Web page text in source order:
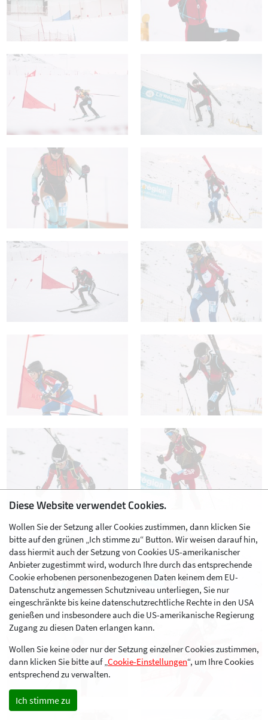
Diese Website verwendet Cookies.
Wollen Sie der Setzung aller Cookies zustimmen, dann klicken Sie
bitte auf den grünen „Ich stimme zu“ Button. Wir weisen darauf hin,
dass hiermit auch der Setzung von Cookies US-amerikanischer
Anbieter zugestimmt wird, wodurch Ihre durch das entsprechende
Cookie erhobenen personenbezogenen Daten keinem dem EU-
Datenschutz angemessen Schutzniveau unterliegen, Sie nur
eingeschränkte bis keine datenschutzrechtliche Rechte in den USA
genießen und insbesondere auch die US-amerikanische Regierung
Zugang zu diesen Daten erlangen kann.
Wollen Sie keine oder nur der Setzung einzelner Cookies zustimmen,
dann klicken Sie bitte auf „Cookie-Einstellungen“, um Ihre Cookies
entsprechend zu verwalten.
Ich stimme zu